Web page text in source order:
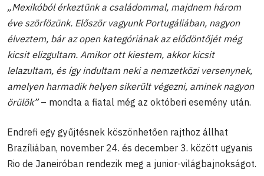
„Mexikóból érkeztünk a családommal, majdnem három
éve szörfözünk. Először vagyunk Portugáliában, nagyon
élveztem, bár az open kategóriának az elődöntőjét még
kicsit elizgultam. Amikor ott kiestem, akkor kicsit
lelazultam, és így indultam neki a nemzetközi versenynek,
amelyen harmadik helyen sikerült végezni, aminek nagyon
örülök”– mondta a fiatal még az októberi esemény után.
Endrefi egy gyűjtésnek köszönhetően rajthoz állhat
Brazíliában, november 24. és december 3. között ugyanis
Rio de Janeiróban rendezik meg a junior-világbajnokságot.